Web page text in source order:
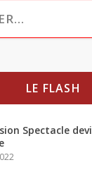
LE FLASH
Spectacle